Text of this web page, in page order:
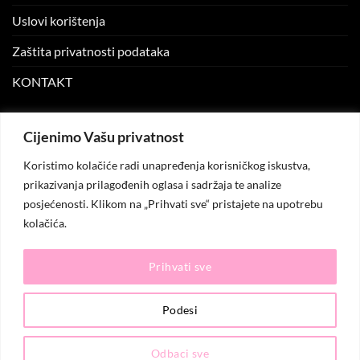
Cijenimo Vašu privatnost
Koristimo kolačiće radi unapređenja korisničkog iskustva,
prikazivanja prilagođenih oglasa i sadržaja te analize
posjećenosti. Klikom na „Prihvati sve“ pristajete na upotrebu
kolačića.
Podesi
Odbaci sve
Prihvati sve
Uslovi korištenja
Zaštita privatnosti podataka
KONTAKT
Moj nalog
Moje narudžbe
© 2026KO.MODA. Sva prava zadržana.